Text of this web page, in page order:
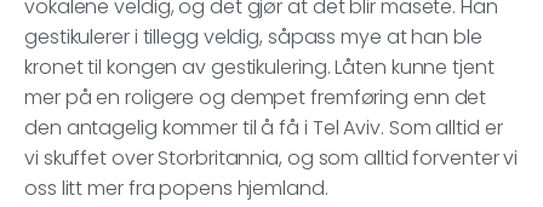
vokalene veldig, og det gjør at det blir masete. Han
gestikulerer i tillegg veldig, såpass mye at han ble
kronet til kongen av gestikulering. Låten kunne tjent
mer på en roligere og dempet fremføring enn det
den antagelig kommer til å få i Tel Aviv. Som alltid er
vi skuffet over Storbritannia, og som alltid forventer vi
oss litt mer fra popens hjemland.